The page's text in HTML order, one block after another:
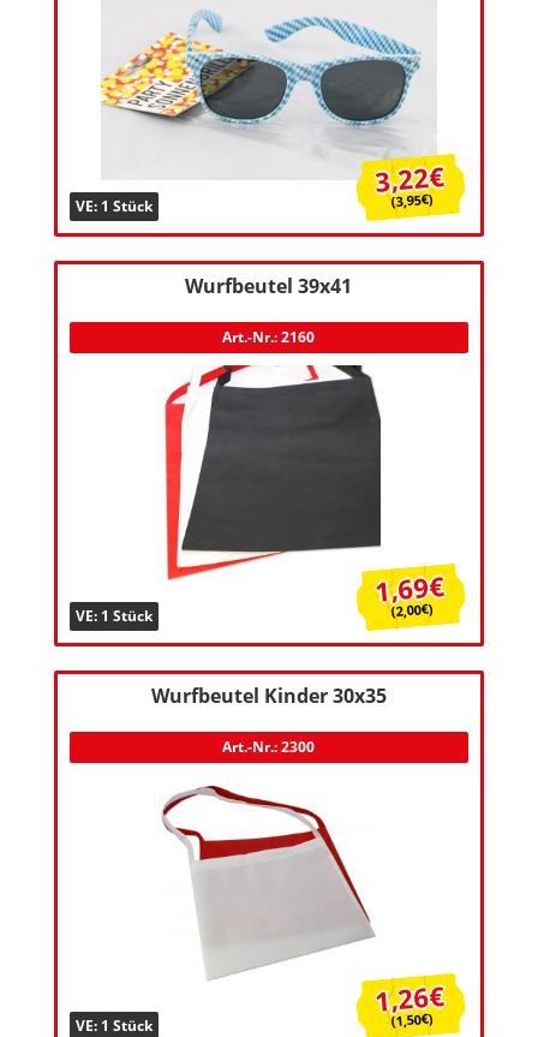
VE: 1 Stück
3,22€
(3,95€)
Wurfbeutel 39x41
Art.-Nr.: 2160
VE: 1 Stück
1,69€
(2,00€)
Wurfbeutel Kinder 30x35
Art.-Nr.: 2300
VE: 1 Stück
1,26€
(1,50€)